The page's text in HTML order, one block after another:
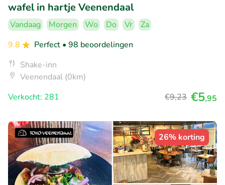
wafel in hartje Veenendaal
Vandaag Morgen Wo Do Vr
Za
9.8
Perfect • 98 beoordelingen
Shake-inn
Veenendaal (0km)
Verkocht: 281
€9,23 €5,95
26% korting